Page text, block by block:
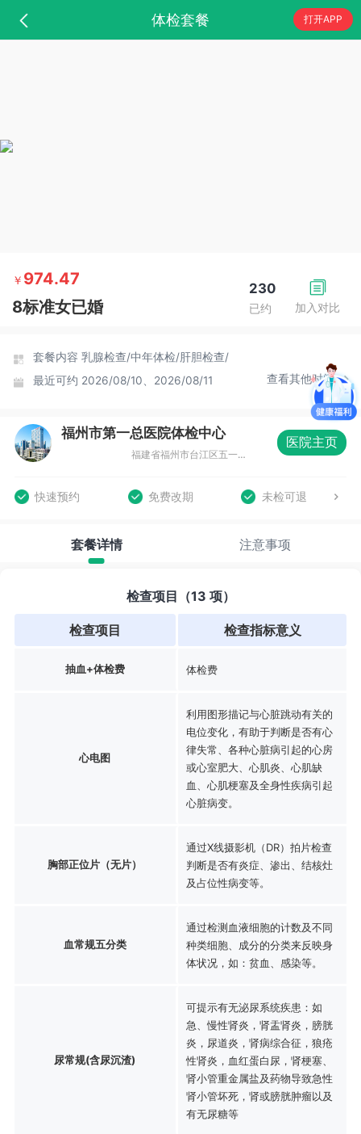
体检套餐 打开APP
加入对比
230
已约
￥ 974.47
8标准女已婚
套餐内容 乳腺检查/中年体检/肝胆检查/
最近可约 2026/08/10、2026/08/11 查看其他时间
福州市第一总医院体检中心
福建省福州市台江区五一南路52号市一体检中心（福州市第十五中学旁）
医院主页
快速预约 免费改期 未检可退
套餐详情 注意事项
检查项目（13 项）
检查项目 检查指标意义
抽血+体检费 体检费
心电图
利用图形描记与心脏跳动有关的
电位变化，有助于判断是否有心
律失常、各种心脏病引起的心房
或心室肥大、心肌炎、心肌缺
血、心肌梗塞及全身性疾病引起
心脏病变。
胸部正位片（无片）
通过X线摄影机（DR）拍片检查
判断是否有炎症、渗出、结核灶
及占位性病变等。
血常规五分类
通过检测血液细胞的计数及不同
种类细胞、成分的分类来反映身
体状况，如：贫血、感染等。
尿常规(含尿沉渣)
可提示有无泌尿系统疾患：如
急、慢性肾炎，肾盂肾炎，膀胱
炎，尿道炎，肾病综合征，狼疮
性肾炎，血红蛋白尿，肾梗塞、
肾小管重金属盐及药物导致急性
肾小管坏死，肾或膀胱肿瘤以及
有无尿糖等